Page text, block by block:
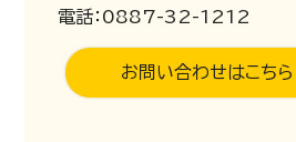
電話：0887-32-1212
お問い合わせはこちら